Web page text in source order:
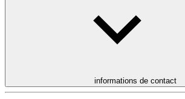
informations de contact